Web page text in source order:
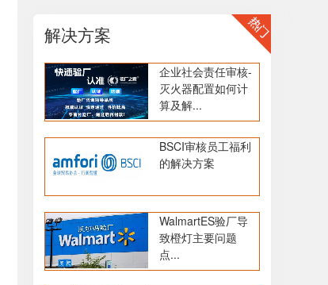
解决方案
企业社会责任审核-
灭火器配置如何计
算及解...
BSCI审核员工福利
的解决方案
WalmartES验厂导
致橙灯主要问题
点...